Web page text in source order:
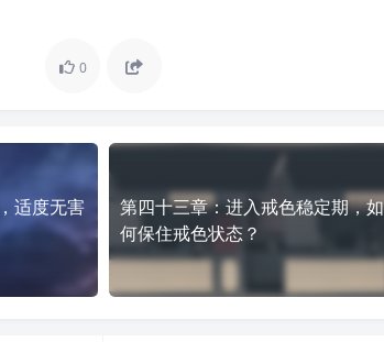
0
适度无害
第四十三章：进入戒色稳定期，如
何保住戒色状态？